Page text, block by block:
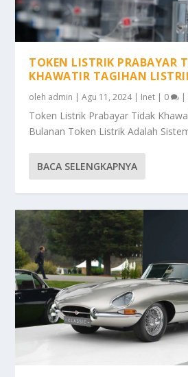
TOKEN LISTRIK PRABAYAR
KHAWATIR TAGIHAN
oleh admin |Agu 11, 2024| Inet | 0 |
Token Listrik Prabayar Tidak
Bulanan Token Listrik Adalah
BACA SELENGKAPNYA